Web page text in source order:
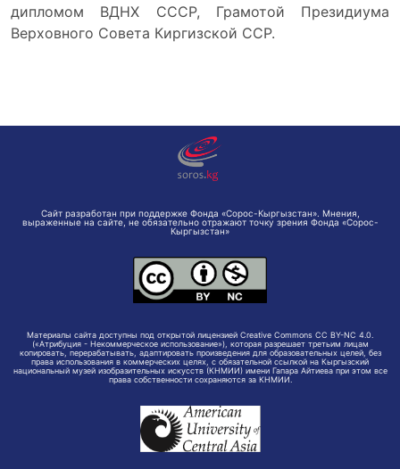
дипломом ВДНХ СССР, Грамотой Президиума
Верховного Совета Киргизской ССР.
Сайт разработан при поддержке Фонда «Сорос-Кыргызстан». Мнения,
выраженные на сайте, не обязательно отражают точку зрения Фонда «Сорос-
Кыргызстан»
Материалы сайта доступны под открытой лицензией Creative Commons CC BY-NC 4.0.
(«Атрибуция - Некоммерческое использование»), которая разрешает третьим лицам
копировать, перерабатывать, адаптировать произведения для образовательных целей, без
права использования в коммерческих целях, с обязательной ссылкой на Кыргызский
национальный музей изобразительных искусств (КНМИИ) имени Гапара Айтиева при этом все
права собственности сохраняются за КНМИИ.